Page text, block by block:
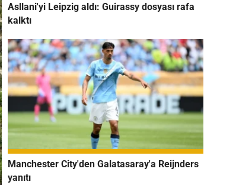
Asllani'yi Leipzig aldı: Guirassy dosyası rafa
kalktı
Manchester City'den Galatasaray'a Reijnders
yanıtı